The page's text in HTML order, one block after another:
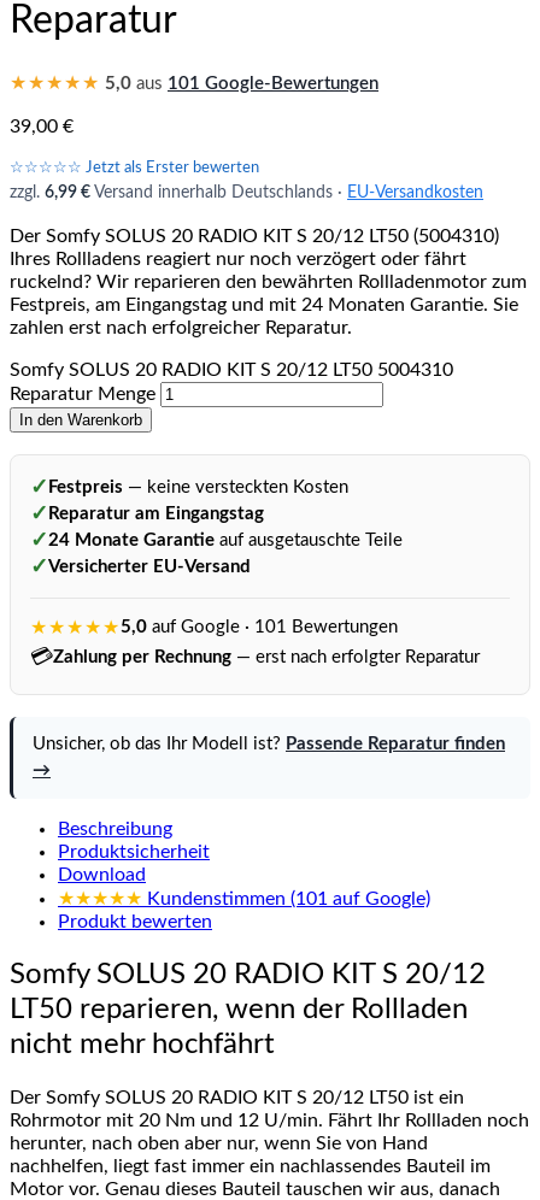
Reparatur
★★★★★ 5,0 aus 101 Google-Bewertungen
39,00 €
☆☆☆☆☆ Jetzt als Erster bewerten
zzgl. 6,99 € Versand innerhalb Deutschlands · EU-Versandkosten
Der Somfy SOLUS 20 RADIO KIT S 20/12 LT50 (5004310)
Ihres Rollladens reagiert nur noch verzögert oder fährt
ruckelnd? Wir reparieren den bewährten Rollladenmotor zum
Festpreis, am Eingangstag und mit 24 Monaten Garantie. Sie
zahlen erst nach erfolgreicher Reparatur.
Somfy SOLUS 20 RADIO KIT S 20/12 LT50 5004310
Reparatur Menge
In den Warenkorb
✓ Festpreis — keine versteckten Kosten
✓ Reparatur am Eingangstag
✓24 Monate Garantie auf ausgetauschte Teile
✓Versicherter EU-Versand
★★★★★5,0 auf Google · 101 Bewertungen
💳Zahlung per Rechnung — erst nach erfolgter Reparatur
Unsicher, ob das Ihr Modell ist? Passende Reparatur finden
→
Beschreibung
Produktsicherheit
Download
★★★★★ Kundenstimmen (101 auf Google)
Produkt bewerten
Somfy SOLUS 20 RADIO KIT S 20/12
LT50 reparieren, wenn der Rollladen
nicht mehr hochfährt
Der Somfy SOLUS 20 RADIO KIT S 20/12 LT50 ist ein
Rohrmotor mit 20 Nm und 12 U/min. Fährt Ihr Rollladen noch
herunter, nach oben aber nur, wenn Sie von Hand
nachhelfen, liegt fast immer ein nachlassendes Bauteil im
Motor vor. Genau dieses Bauteil tauschen wir aus, danach